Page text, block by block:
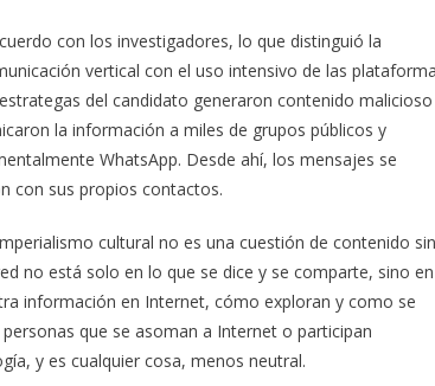
con los investigadores, lo que distinguió la
vertical con el uso intensivo de las
del candidato generaron contenido
la información a miles de grupos públicos y
WhatsApp. Desde ahí, los mensajes se
con sus propios contactos.
cultural no es una cuestión de contenido
no está solo en lo que se dice y se comparte, sino en
información en Internet, cómo exploran y como se
que se asoman a Internet o participan
y es cualquier cosa, menos neutral.